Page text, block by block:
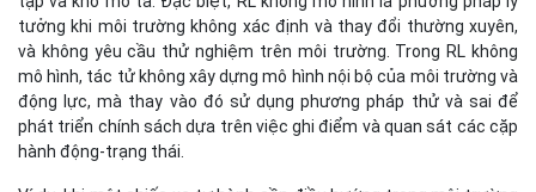
phỏng ở giai đoạn đầu. Xe tự hành thực hiện hành động dựa trên
trạng thái hiện tại và nhận phản hồi tích cực hoặc tiêu cực.
Những thách thức mà Thuật
toán học tăng cường